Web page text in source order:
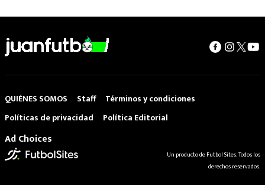
QUIÉNES SOMOS Staff
Términos y condiciones
Políticas de privacidad
Política Editorial
Ad Choices
Un producto de Futbol Sites. Todos los
derechos reservados.